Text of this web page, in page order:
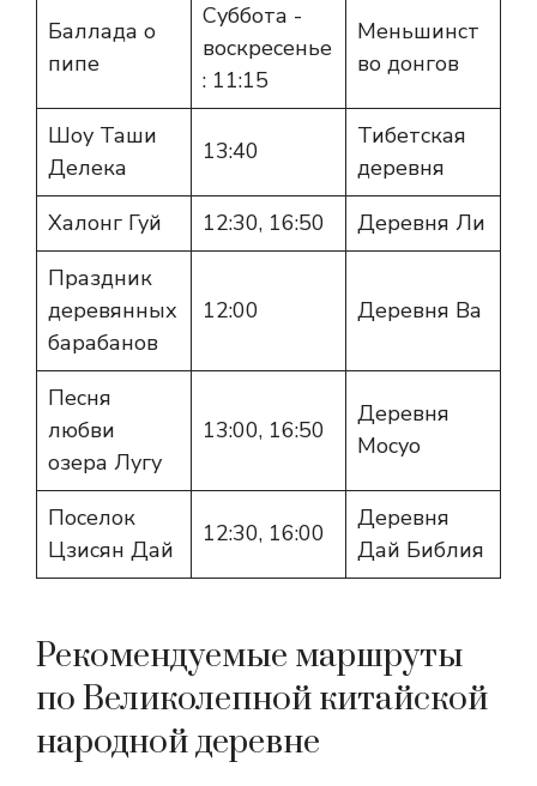
Баллада о
пипе
Суббота -
воскресенье
: 11:15
Меньшинст
во донгов
Шоу Таши
Делека
13:40
Тибетская
деревня
Халонг Гуй
12:30, 16:50
Деревня Ли
Праздник
деревянных
барабанов
12:00 Деревня Ва
Песня
любви
озера Лугу
13:00, 16:50
Деревня
Мосуо
Поселок
Цзисян Дай
12:30, 16:00
Деревня
Дай Библия
Рекомендуемые маршруты
по Великолепной китайской
народной деревне